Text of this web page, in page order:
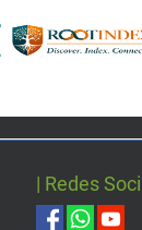
| Redes